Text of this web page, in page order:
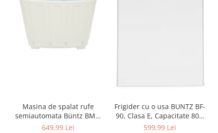
Masina de spalat rufe
semiautomata Büntz BMS-
72, 7 Kg, Capacitate rufe
649,99 Lei
Frigider cu o usa BUNTZ BF-
90, Clasa E, Capacitate 80L,
Iluminare interioara,
599,99 Lei